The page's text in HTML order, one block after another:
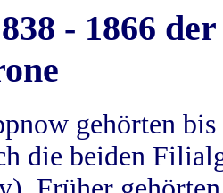
- 1866
gehörten
die beiden